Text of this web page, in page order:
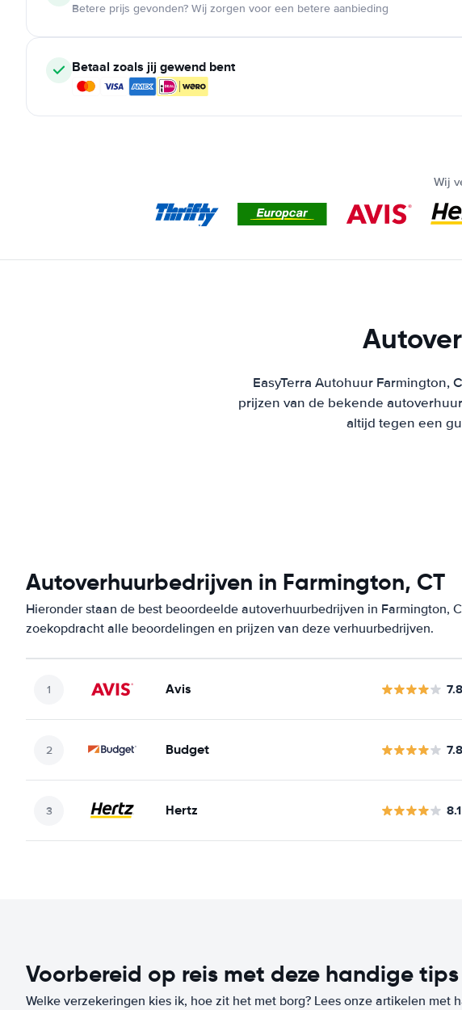
Betere prijs gevonden? Wij zorgen voor een betere aanbieding
Betaal zoals jij gewend bent
Wij
EasyTerra Autohuur Farmington,
prijzen van de bekende
altijd tegen een
Autoverhuurbedrijven in Farmington, CT
Hieronder staan de best beoordeelde autoverhuurbedrijven in Farmington,
zoekopdracht alle beoordelingen en prijzen van deze verhuurbedrijven.
Avis 7.8
Budget 7.8
Hertz 8.1
Voorbereid op reis met deze handige tips
Welke verzekeringen kies ik, hoe zit het met borg? Lees onze artikelen met